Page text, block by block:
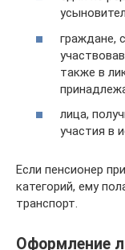
граждане,
также в
лица,
участия в
Если пенсионер
категорий, ему
транспорт.
Оформление